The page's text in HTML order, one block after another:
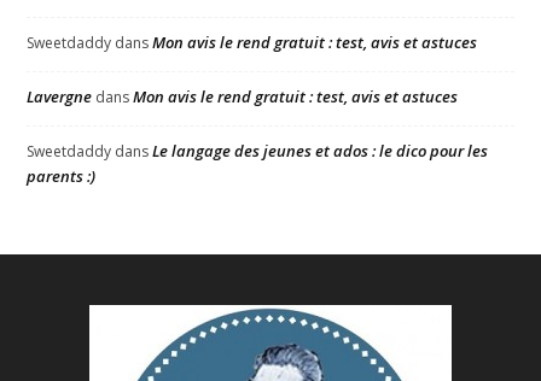
Sweetdaddy dansMon avis le rend gratuit : test, avis et astuces
Lavergne dansMon avis le rend gratuit : test, avis et astuces
Sweetdaddy dansLe langage des jeunes et ados : le dico pour les
parents :)